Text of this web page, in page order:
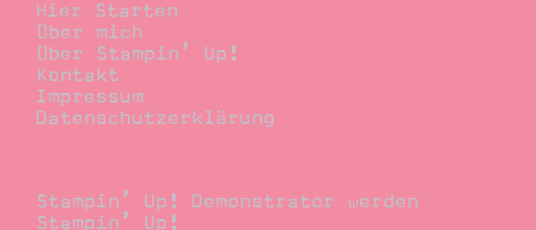
Hier Starten
Über mich
Über Stampin’ Up!
Kontakt
Impressum
Datenschutzerklärung
Stampin’ Up! Demonstrator werden
Stampin’ Up!